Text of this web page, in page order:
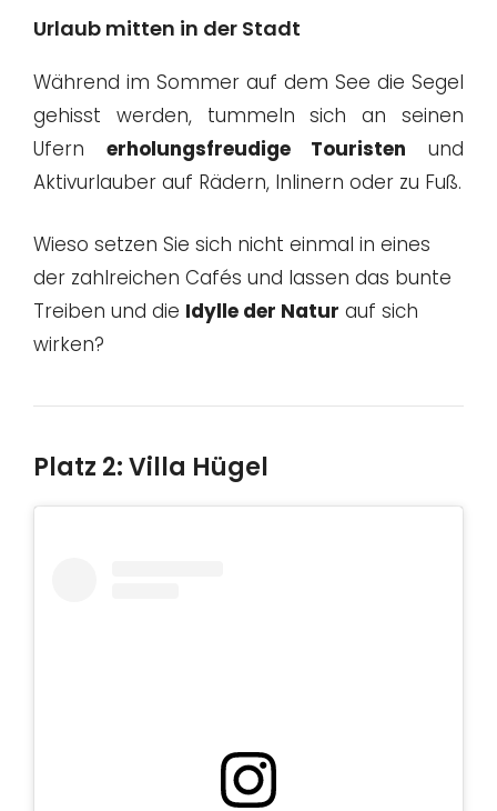
Urlaub mitten in der Stadt
Während im Sommer auf dem See die Segel
gehisst werden, tummeln sich an seinen
Ufern erholungsfreudige Touristen und
Aktivurlauber auf Rädern, Inlinern oder zu Fuß.
Wieso setzen Sie sich nicht einmal in eines
der zahlreichen Cafés und lassen das bunte
Treiben und die Idylle der Natur auf sich
wirken?
Platz 2: Villa Hügel